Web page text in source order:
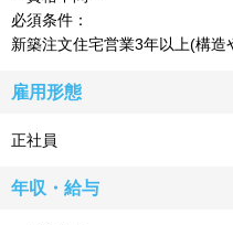
必須条件：
新築注文住宅営業3年以上(構造
雇用形態
正社員
年収・給与